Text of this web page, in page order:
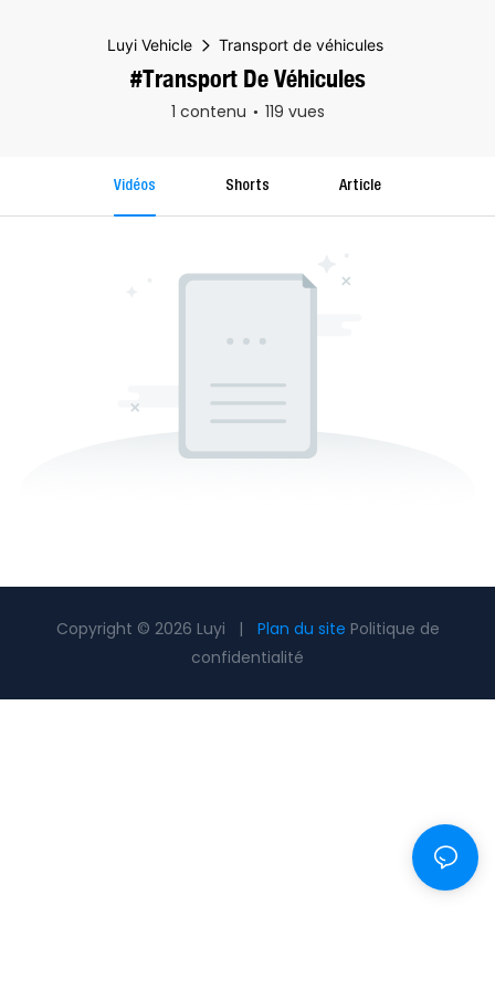
Luyi Vehicle Transport de véhicules
#Transport De Véhicules
1 contenu 119 vues
Vidéos Shorts Article
Copyright © 2026 Luyi | Plan du site Politique de
confidentialité